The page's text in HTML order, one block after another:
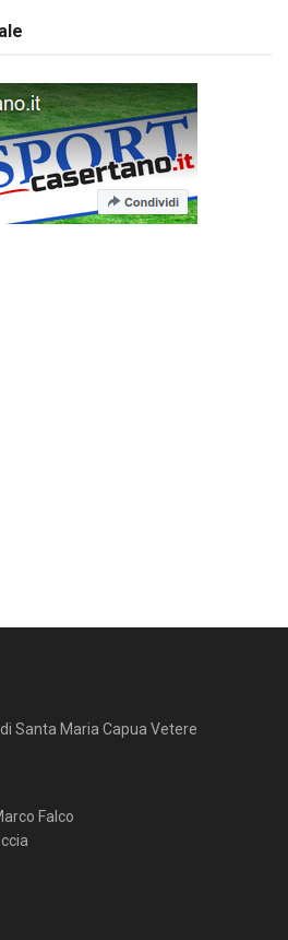
Santa Maria Capua Vetere
Falco